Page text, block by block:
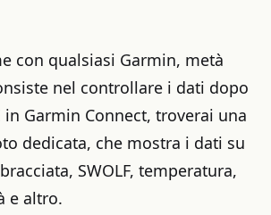
con qualsiasi Garmin, metà
nel controllare i dati dopo
Garmin Connect, troverai una
dedicata, che mostra i dati su
SWOLF, temperatura,
e altro.